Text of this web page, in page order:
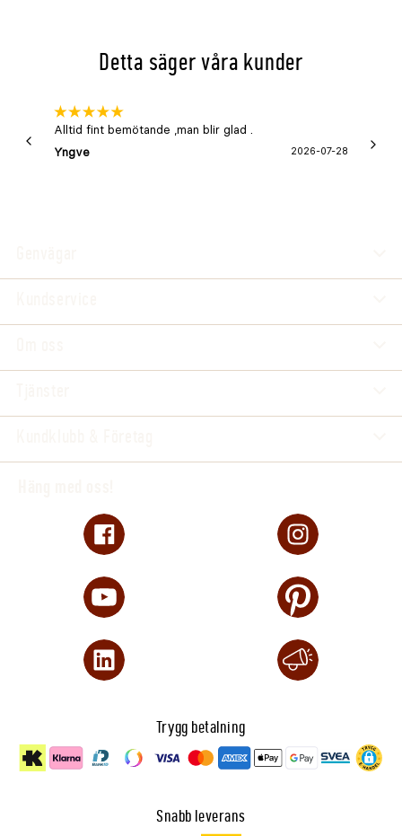
Detta säger våra kunder
Alltid fint bemötande ,man blir glad .
Yngve
2026-07-28
Trygg betalning
Snabb leverans